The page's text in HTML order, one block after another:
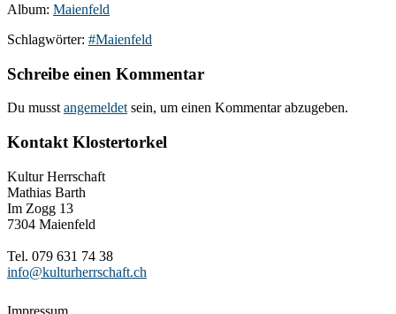
Album: Maienfeld
Schlagwörter: #Maienfeld
Schreibe einen Kommentar
Du musst angemeldet sein, um einen Kommentar abzugeben.
Kontakt Klostertorkel
Kultur Herrschaft
Mathias Barth
Im Zogg 13
7304 Maienfeld
Tel. 079 631 74 38
info@kulturherrschaft.ch